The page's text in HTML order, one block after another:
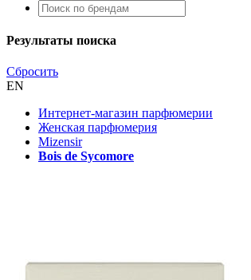
Результаты поиска
Сбросить
EN
Интернет-магазин парфюмерии
Женская парфюмерия
Mizensir
Bois de Sycomore